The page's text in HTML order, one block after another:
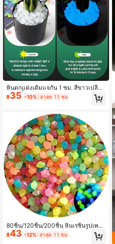
หินตกแต่งเติมแจกัน 1 ซม. สีขาวเปลี่ยน
เป็นสีน้ำเงิน วัสดุเรซิน ดูดซับแสงแดดแ
ละเรืองแสงสีน้ำเงินในที่มืด สำหรับแจกั
งเรืองแสงพลังงานแสงอาทิตย์
฿35 -10% ล่าสุด 11 ชม
80ชิ้น/120ชิ้น/200ชิ้น หินเรซินรูปเพชร
สีสันสดใสเรืองแสงในที่มืด, ตัวเติมแจกั
น, ตกแต่งสวน, ภูมิทัศน์ไมโครของพืชอ
฿43 -12% ล่าสุด 11 ชม